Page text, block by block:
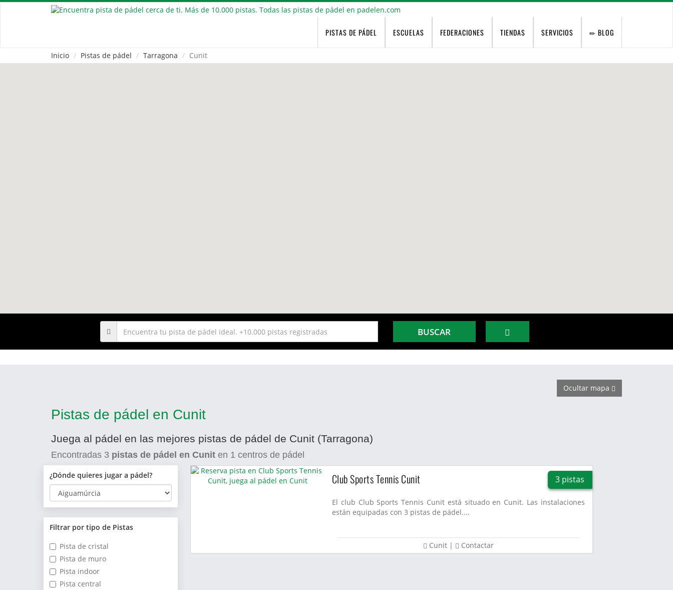
PISTAS DE PÁDEL ESCUELAS FEDERACIONES TIENDAS SERVICIOS BLOG
Inicio Pistas de pádel Tarragona Cunit
BUSCAR
Ocultar mapa
Pistas de pádel en Cunit
Juega al pádel en las mejores pistas de pádel de Cunit (Tarragona)
Encontradas 3 pistas de pádel en Cunit en 1 centros de pádel
¿Dónde quieres jugar a pádel?
Filtrar por tipo de Pistas
Pista de cristal
Pista de muro
Pista indoor
Pista central
Club Sports Tennis Cunit 3 pistas
El club Club Sports Tennis Cunit está situado en Cunit. Las instalaciones
están equipadas con 3 pistas de pádel....
Cunit| Contactar